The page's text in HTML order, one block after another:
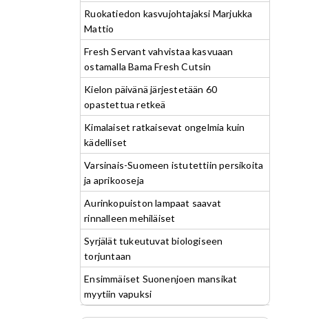
Ruokatiedon kasvujohtajaksi Marjukka
Mattio
Fresh Servant vahvistaa kasvuaan
ostamalla Bama Fresh Cutsin
Kielon päivänä järjestetään 60
opastettua retkeä
Kimalaiset ratkaisevat ongelmia kuin
kädelliset
Varsinais-Suomeen istutettiin persikoita
ja aprikooseja
Aurinkopuiston lampaat saavat
rinnalleen mehiläiset
Syrjälät tukeutuvat biologiseen
torjuntaan
Ensimmäiset Suonenjoen mansikat
myytiin vapuksi